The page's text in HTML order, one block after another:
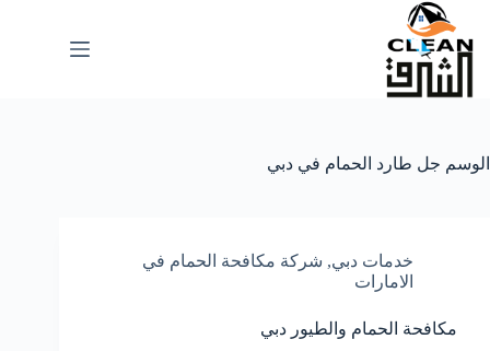
التجاوز
المحتوى
الوسم جل طارد الحمام في دبي
خدمات دبي, شركة مكافحة الحمام في
الامارات
مكافحة الحمام والطيور دبي